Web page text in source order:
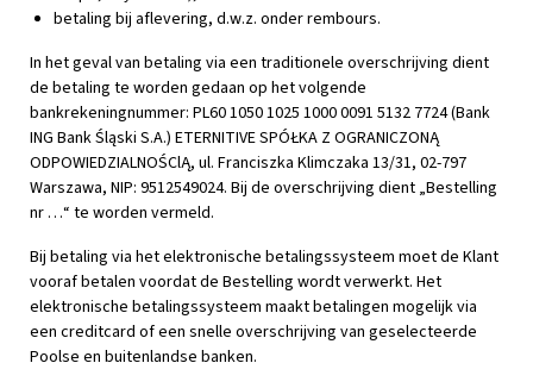
betaling bij aflevering, d.w.z. onder rembours.
In het geval van betaling via een traditionele overschrijving dient
de betaling te worden gedaan op het volgende
bankrekeningnummer: PL60 1050 1025 1000 0091 5132 7724 (Bank
ING Bank Śląski S.A.) ETERNITIVE SPÓŁKA Z OGRANICZONĄ
ODPOWIEDZIALNOŚClĄ, ul. Franciszka Klimczaka 13/31, 02-797
Warszawa, NIP: 9512549024. Bij de overschrijving dient „Bestelling
nr …“ te worden vermeld.
Bij betaling via het elektronische betalingssysteem moet de Klant
vooraf betalen voordat de Bestelling wordt verwerkt. Het
elektronische betalingssysteem maakt betalingen mogelijk via
een creditcard of een snelle overschrijving van geselecteerde
Poolse en buitenlandse banken.